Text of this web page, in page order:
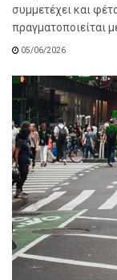
συμμετέχει και
πραγματοποιείται
05/06/2026